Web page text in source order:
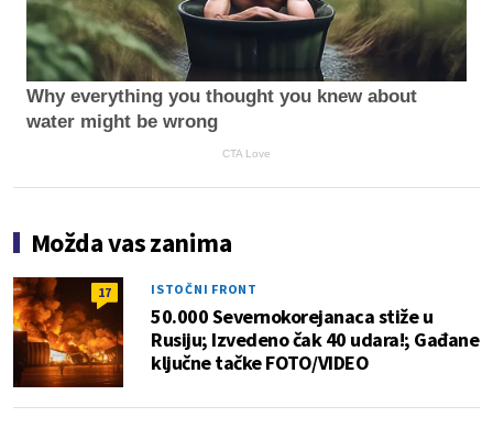
Why everything you thought you knew about
water might be wrong
CTA Love
Možda vas zanima
17 ISTOČNI FRONT
50.000 Severnokorejanaca stiže u
Rusiju; Izvedeno čak 40 udara!; Gađane
ključne tačke FOTO/VIDEO